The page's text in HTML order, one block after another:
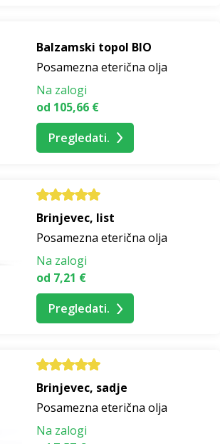
Balzamski topol BIO
Posamezna eterična olja
Na zalogi
od 105,66 €
Pregledati.
Brinjevec, list
Posamezna eterična olja
Na zalogi
od 7,21 €
Pregledati.
Brinjevec, sadje
Posamezna eterična olja
Na zalogi